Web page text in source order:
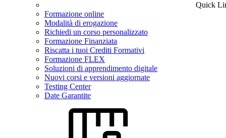
Quick
Formazione online
Modalità di erogazione
Richiedi un corso personalizzato
Formazione Finanziata
Riscatta i tuoi Crediti Formativi
Formazione FLEX
Soluzioni di apprendimento digitale
Nuovi corsi e versioni aggiornate
Testing Center
Date Garantite